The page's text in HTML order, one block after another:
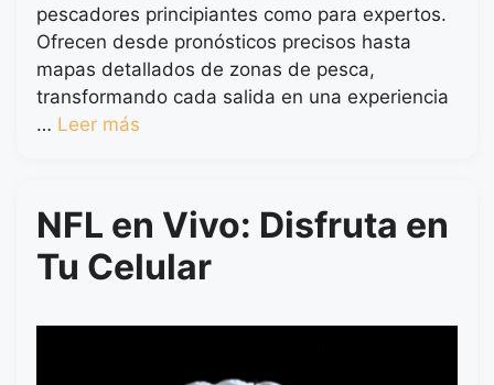
pescadores principiantes como para expertos.
Ofrecen desde pronósticos precisos hasta
mapas detallados de zonas de pesca,
transformando cada salida en una experiencia
… Leer más
NFL en Vivo: Disfruta en
Tu Celular